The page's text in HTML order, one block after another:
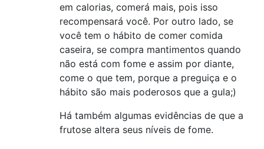
em calorias, comerá mais, pois isso
recompensará você. Por outro lado, se
você tem o hábito de comer comida
caseira, se compra mantimentos quando
não está com fome e assim por diante,
come o que tem, porque a preguiça e o
hábito são mais poderosos que a gula;)
Há também algumas evidências de que a
frutose altera seus níveis de fome.